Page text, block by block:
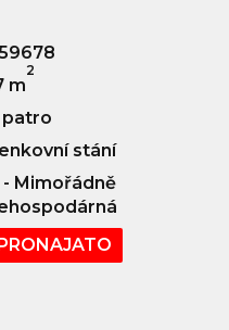
m
2
patro
stání
- Mimořádně